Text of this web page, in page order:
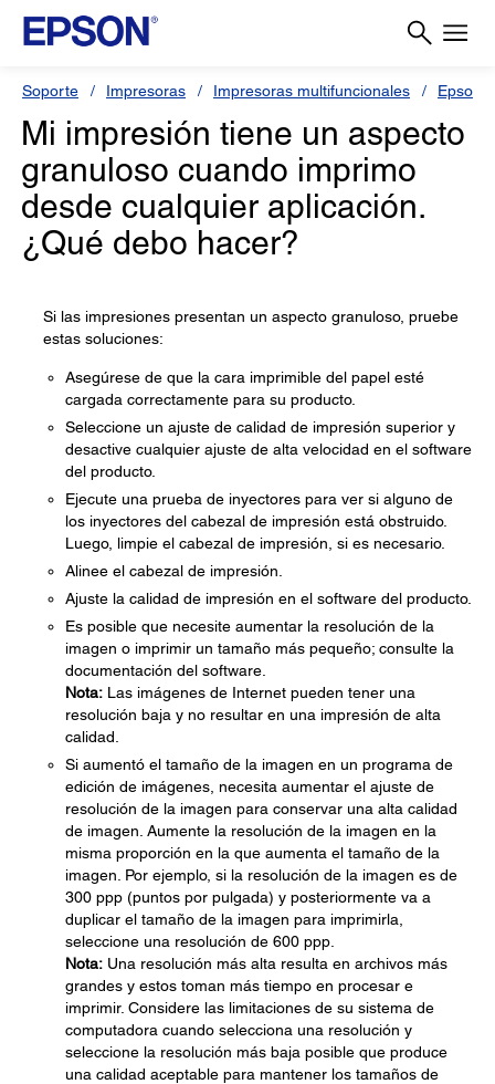
Soporte Impresoras Impresoras multifuncionales Epson
Mi impresión tiene un aspecto
granuloso cuando imprimo
desde cualquier aplicación.
¿Qué debo hacer?
Si las impresiones presentan un aspecto granuloso, pruebe
estas soluciones:
Asegúrese de que la cara imprimible del papel esté
cargada correctamente para su producto.
Seleccione un ajuste de calidad de impresión superior y
desactive cualquier ajuste de alta velocidad en el software
del producto.
Ejecute una prueba de inyectores para ver si alguno de
los inyectores del cabezal de impresión está obstruido.
Luego, limpie el cabezal de impresión, si es necesario.
Alinee el cabezal de impresión.
Ajuste la calidad de impresión en el software del producto.
Es posible que necesite aumentar la resolución de la
imagen o imprimir un tamaño más pequeño; consulte la
documentación del software.
Nota: Las imágenes de Internet pueden tener una
resolución baja y no resultar en una impresión de alta
calidad.
Si aumentó el tamaño de la imagen en un programa de
edición de imágenes, necesita aumentar el ajuste de
resolución de la imagen para conservar una alta calidad
de imagen. Aumente la resolución de la imagen en la
misma proporción en la que aumenta el tamaño de la
imagen. Por ejemplo, si la resolución de la imagen es de
300 ppp (puntos por pulgada) y posteriormente va a
duplicar el tamaño de la imagen para imprimirla,
seleccione una resolución de 600 ppp.
Nota: Una resolución más alta resulta en archivos más
grandes y estos toman más tiempo en procesar e
imprimir. Considere las limitaciones de su sistema de
computadora cuando selecciona una resolución y
seleccione la resolución más baja posible que produce
una calidad aceptable para mantener los tamaños de